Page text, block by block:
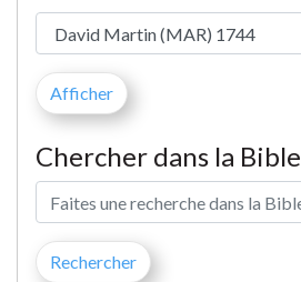
Chercher dans la Bible